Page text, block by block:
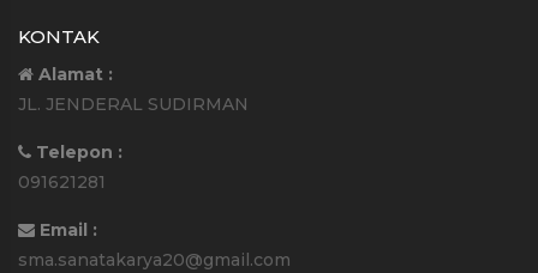
KONTAK
Alamat :
JL. JENDERAL SUDIRMAN
Telepon :
091621281
Email :
sma.sanatakarya20@gmail.com